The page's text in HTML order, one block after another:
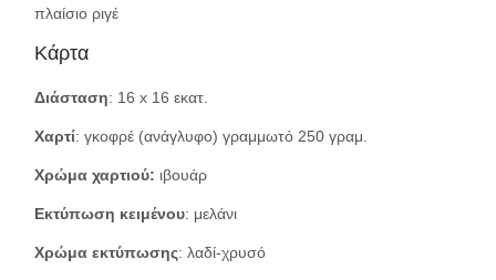
πλαίσιο ριγέ
Κάρτα
Διάσταση: 16 x 16 εκατ.
Χαρτί: γκοφρέ (ανάγλυφο) γραμμωτό 250 γραμ.
Χρώμα χαρτιού: ιβουάρ
Εκτύπωση κειμένου: μελάνι
Χρώμα εκτύπωσης: λαδί-χρυσό